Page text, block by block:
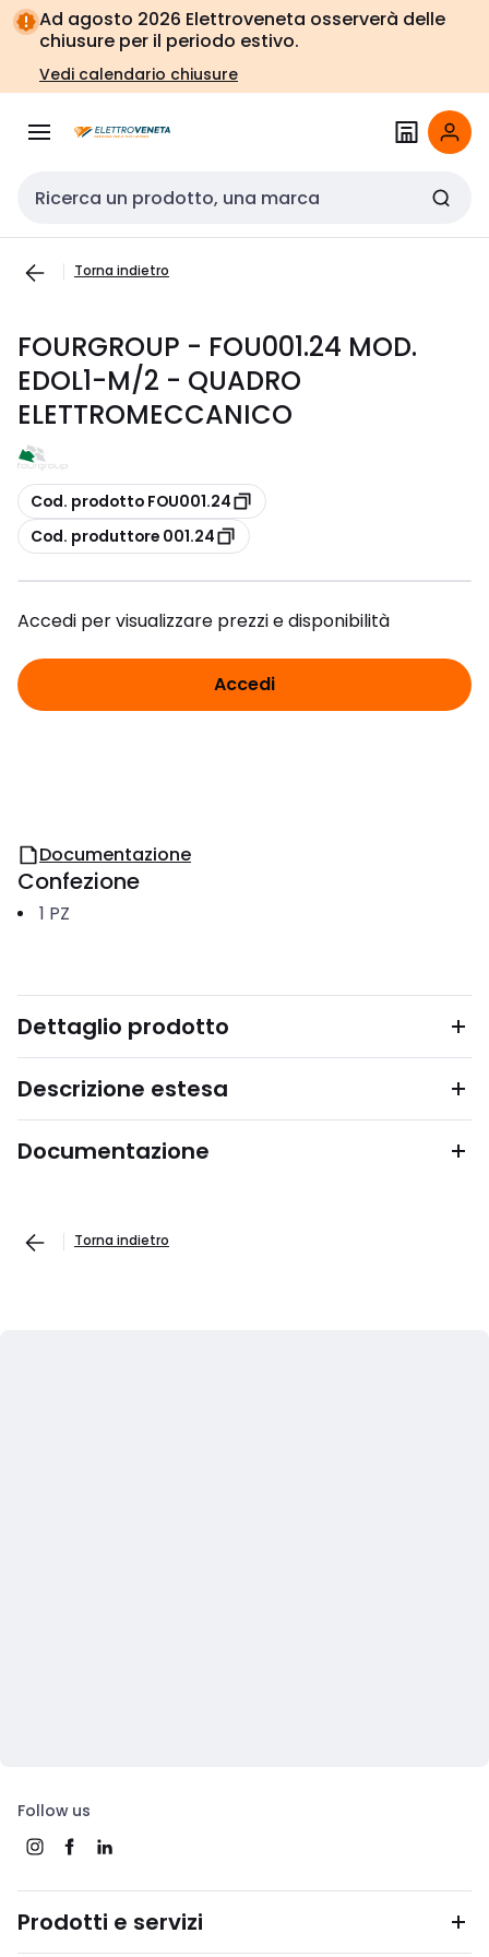
Vai alla
navigazione
Vai
alla
pagina
Ad agosto 2026 Elettroveneta osserverà delle
chiusure per il periodo estivo.
Vedi calendario chiusure
Cerca input
Torna indietro
FOURGROUP - FOU001.24 MOD.
EDOL1-M/2 - QUADRO
ELETTROMECCANICO
copia
Cod. prodotto FOU001.24
copia
Cod. produttore 001.24
Accedi per visualizzare prezzi e disponibilità
Accedi
Documentazione
Confezione
1 PZ
Dettaglio prodotto
Descrizione estesa
Documentazione
Torna indietro
Follow us
Prodotti e servizi